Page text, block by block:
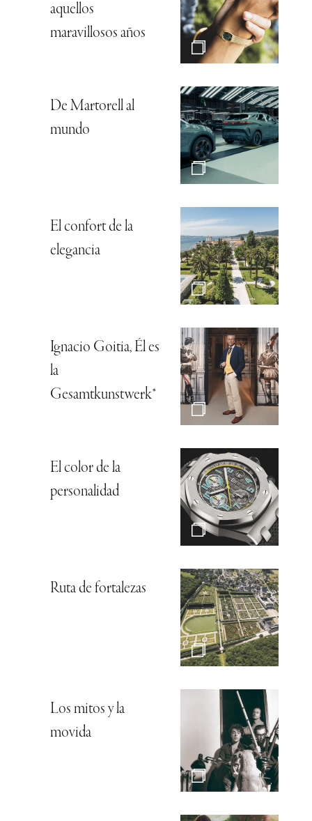
aquellos
maravillosos años
De Martorell al
mundo
El confort de la
elegancia
Ignacio Goitia, Él es
la
Gesamtkunstwerk*
El color de la
personalidad
Ruta de fortalezas
Los mitos y la
movida